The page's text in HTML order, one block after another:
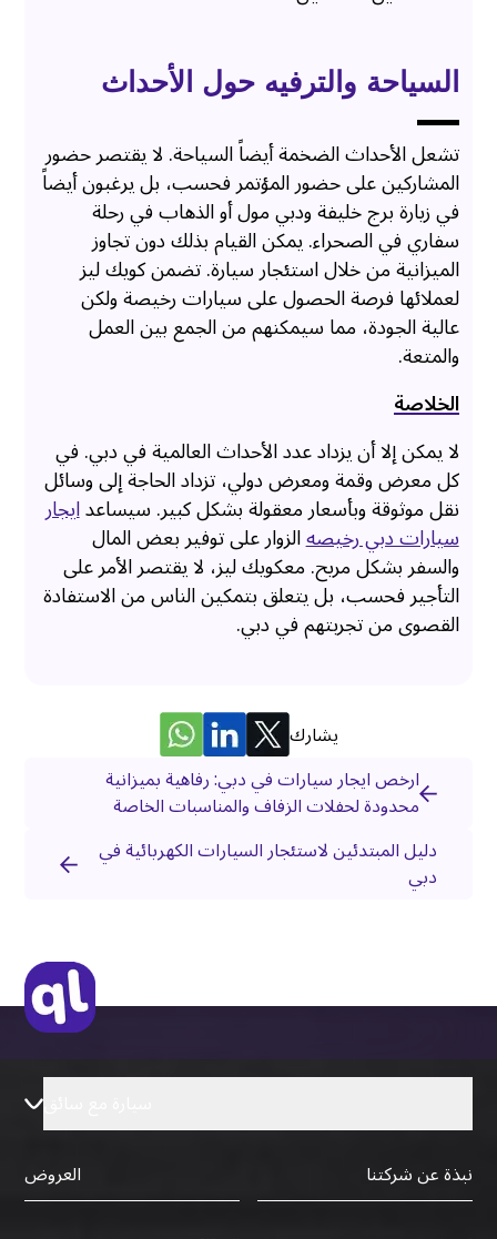
السياحة والترفيه حول الأحداث
تشعل الأحداث الضخمة أيضاً السياحة. لا يقتصر حضور
المشاركين على حضور المؤتمر فحسب، بل يرغبون أيضاً
في زيارة برج خليفة ودبي مول أو الذهاب في رحلة
سفاري في الصحراء. يمكن القيام بذلك دون تجاوز
الميزانية من خلال استئجار سيارة. تضمن كويك ليز
لعملائها فرصة الحصول على سيارات رخيصة ولكن
عالية الجودة، مما سيمكنهم من الجمع بين العمل
والمتعة.
الخلاصة
لا يمكن إلا أن يزداد عدد الأحداث العالمية في دبي. في
كل معرض وقمة ومعرض دولي، تزداد الحاجة إلى وسائل
نقل موثوقة وبأسعار معقولة بشكل كبير. سيساعدايجار
سيارات دبي رخيصهالزوار على توفير بعض المال
والسفر بشكل مريح. معكويك ليز، لا يقتصر الأمر على
التأجير فحسب، بل يتعلق بتمكين الناس من الاستفادة
القصوى من تجربتهم في دبي.
يشارك
ارخص ايجار سيارات في دبي: رفاهية بميزانية
محدودة لحفلات الزفاف والمناسبات الخاصة
دليل المبتدئين لاستئجار السيارات الكهربائية في
دبي
نبذة عن شركتنا
العروض